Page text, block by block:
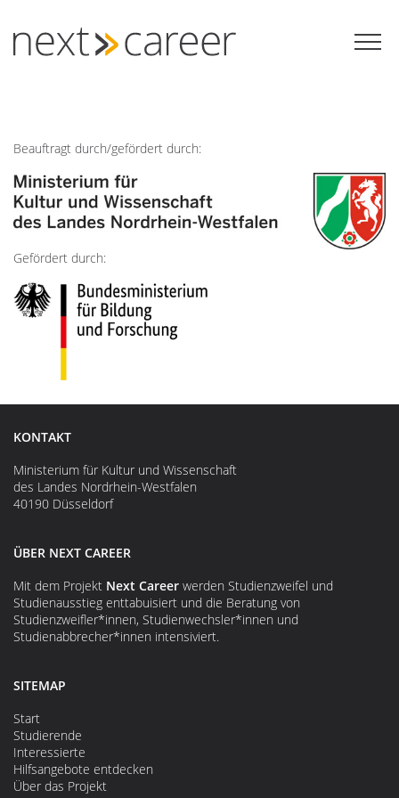
Inhalt
springen
Beauftragt durch/gefördert durch:
Gefördert durch:
KONTAKT
Ministerium für Kultur und Wissenschaft
des Landes Nordrhein-Westfalen
40190 Düsseldorf
ÜBER NEXT CAREER
Mit dem Projekt Next Career werden Studienzweifel und
Studienausstieg enttabuisiert und die Beratung von
Studienzweifler*innen, Studienwechsler*innen und
Studienabbrecher*innen intensiviert.
SITEMAP
Start
Studierende
Interessierte
Hilfsangebote entdecken
Über das Projekt